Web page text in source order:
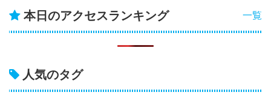
一覧
本日のアクセスランキング
人気のタグ